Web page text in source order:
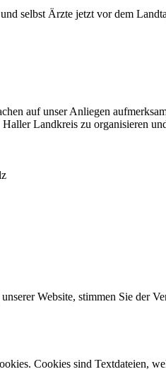
selbst Ärzte jetzt vor dem
auf unser Anliegen
Landkreis zu organisieren
Website, stimmen Sie der
Cookies sind Textdateien,